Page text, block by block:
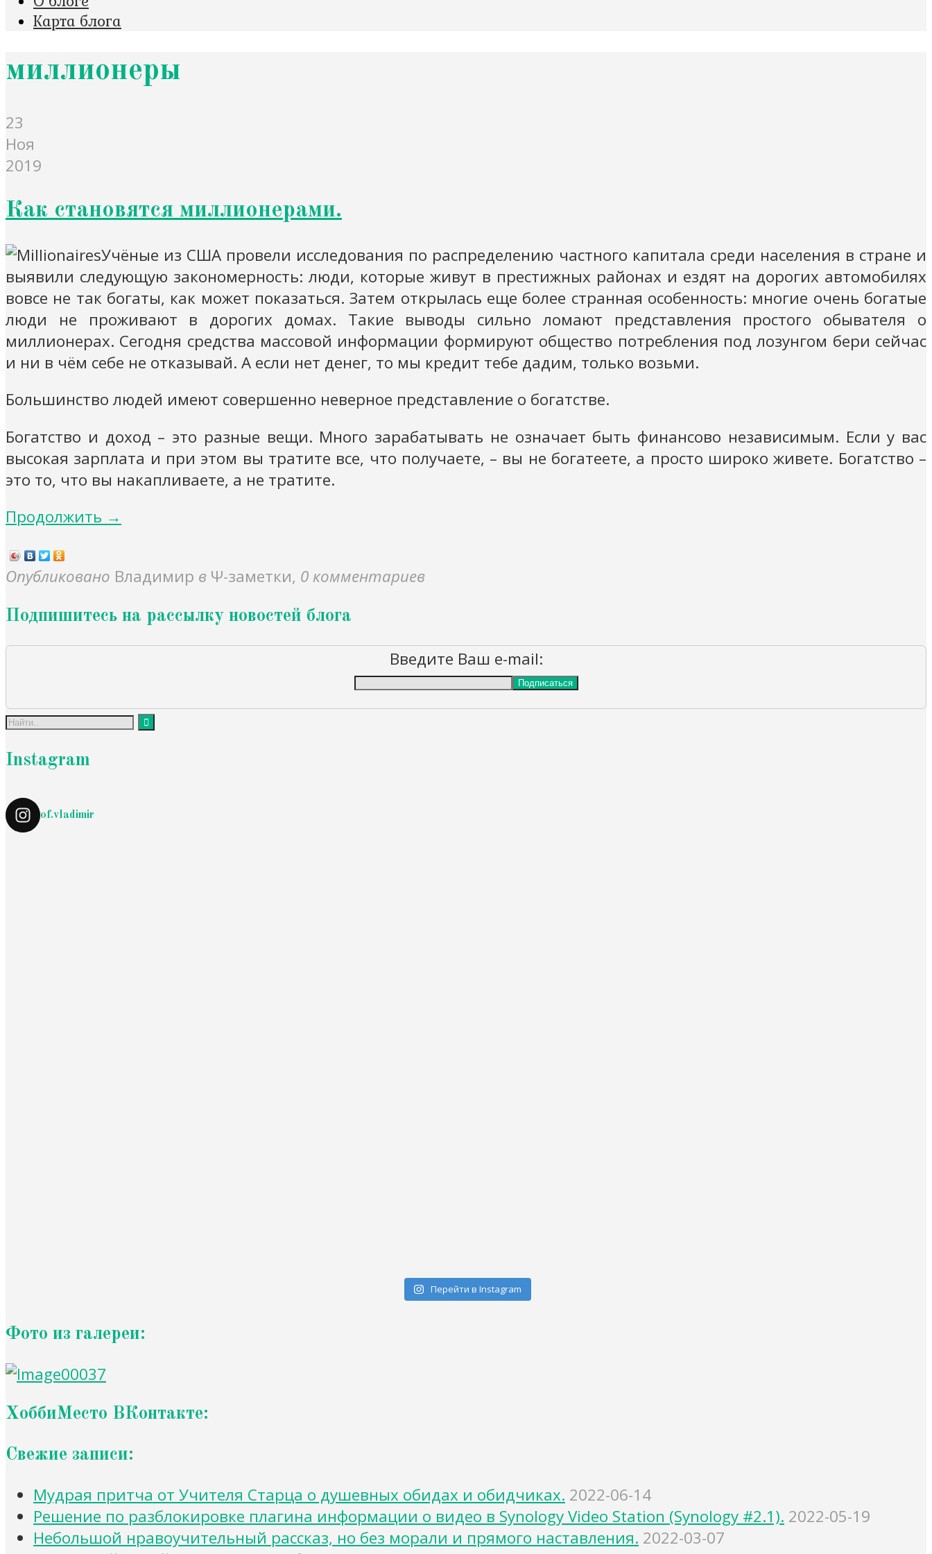
Карта блога
миллионеры
23
Ноя
2019
Как становятся миллионерами.
Учёные из США провели исследования по распределению частного капитала среди населения в стране и
выявили следующую закономерность: люди, которые живут в престижных районах и ездят на дорогих автомобилях
вовсе не так богаты, как может показаться. Затем открылась еще более странная особенность: многие очень богатые
люди не проживают в дорогих домах. Такие выводы сильно ломают представления простого обывателя о
миллионерах. Сегодня средства массовой информации формируют общество потребления под лозунгом бери сейчас
и ни в чём себе не отказывай. А если нет денег, то мы кредит тебе дадим, только возьми.
Большинство людей имеют совершенно неверное представление о богатстве.
Богатство и доход – это разные вещи. Много зарабатывать не означает быть финансово независимым. Если у вас
высокая зарплата и при этом вы тратите все, что получаете, – вы не богатеете, а просто широко живете. Богатство –
это то, что вы накапливаете, а не тратите.
Продолжить →
Опубликовано Владимир в Ψ-заметки, 0 комментариев
Подпишитесь на рассылку новостей блога
Введите Ваш e-mail:
Instagram
of.vladimir
Перейти в Instagram
Фото из галереи:
ХоббиМесто ВКонтакте:
Свежие записи:
Мудрая притча от Учителя Старца о душевных обидах и обидчиках. 2022-06-14
Решение по разблокировке плагина информации о видео в Synology Video Station (Synology #2.1). 2022-05-19
Небольшой нравоучительный рассказ, но без морали и прямого наставления. 2022-03-07